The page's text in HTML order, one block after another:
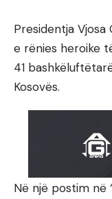
Presidentja
e rënies heroike
41
Kosovës.
Në një postim në